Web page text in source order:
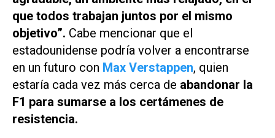
que todos trabajan juntos por el mismo
objetivo”. Cabe mencionar que el
estadounidense podría volver a encontrarse
en un futuro con Max Verstappen, quien
estaría cada vez más cerca de abandonar la
F1 para sumarse a los certámenes de
resistencia.